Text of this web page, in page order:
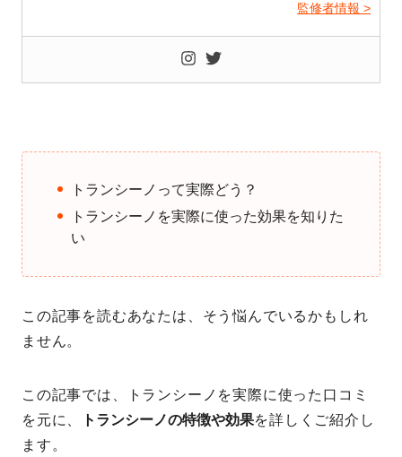
監修者情報 >
トランシーノって実際どう？
トランシーノを実際に使った効果を知りた
い
この記事を読むあなたは、そう悩んでいるかもしれ
ません。
この記事では、トランシーノを実際に使った口コミ
を元に、
トランシーノの特徴や効果を詳しくご紹介し
ます。